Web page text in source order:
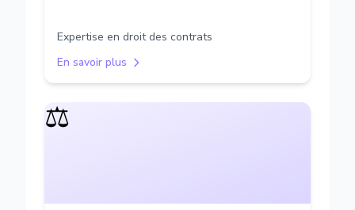
Expertise en droit des contrats
En savoir plus
⚖️